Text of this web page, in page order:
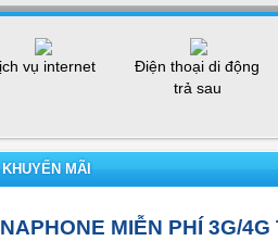
vụ internet
Điện thoại di động
trả sau
MÃI
MIỄN PHÍ 3G/